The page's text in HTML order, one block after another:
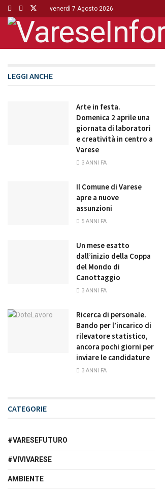
venerdì 7 Agosto 2026
LEGGI ANCHE
Arte in festa.
Domenica 2 aprile una
giornata di laboratori
e creatività in centro a
Varese
3 ANNI FA
Il Comune di Varese
apre a nuove
assunzioni
5 ANNI FA
Un mese esatto
dall’inizio della Coppa
del Mondo di
Canottaggio
3 ANNI FA
Ricerca di personale.
Bando per l’incarico di
rilevatore statistico,
ancora pochi giorni per
inviare le candidature
3 ANNI FA
CATEGORIE
#VARESEFUTURO
#VIVIVARESE
AMBIENTE